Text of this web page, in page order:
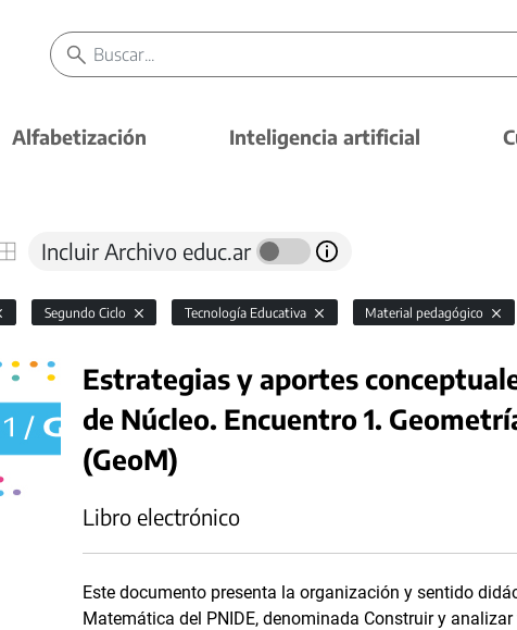
Alfabetización Inteligencia artificial
Incluir Archivo educ.ar
Segundo Ciclo Tecnología Educativa Material pedagógico
Estrategias y aportes
de Núcleo. Encuentro 1.
(GeoM)
Libro electrónico
Este documento presenta la organización y sentido
Matemática del PNIDE, denominada Construir y